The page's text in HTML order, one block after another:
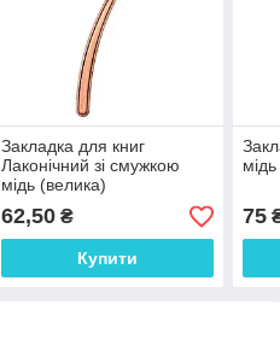
Закладка для книг
Лаконічний зі смужкою
мідь (велика)
62,50₴
Купити
75